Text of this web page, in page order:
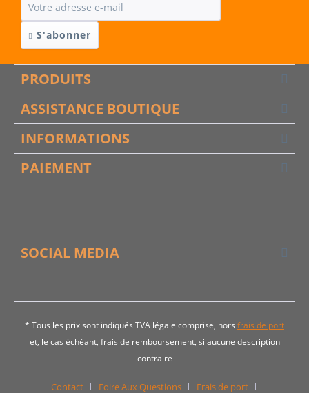
S'abonner
PRODUITS
ASSISTANCE BOUTIQUE
INFORMATIONS
PAIEMENT
SOCIAL MEDIA
* Tous les prix sont indiqués TVA légale comprise, hors frais de port
et, le cas échéant, frais de remboursement, si aucune description
contraire
Contact Foire Aux Questions Frais de port